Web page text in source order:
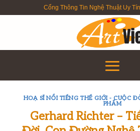
to
Cổng Thông Tin Nghệ Thuật Uy
HOẠ SĨ NỔI TIẾNG THẾ GIỚI - CUỘC
PHẨM
Gerhard Richter –